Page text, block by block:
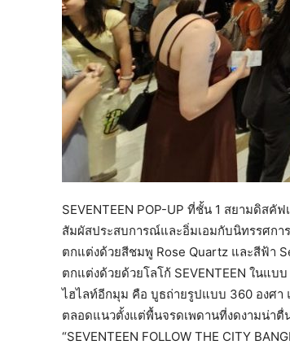
SEVENTEEN POP-UP ที่ชั้น 1 สยามดิส
สัมผัสประสบการณ์และอิ่มเอมกับนิทรรศกา
ตกแต่งด้วยสีชมพู Rose Quartz และสีฟ้า
ตกแต่งด้วยด้วยโลโก้ SEVENTEEN ในแ
ไฮไลท์อีกมุม คือ บูธถ่ายรูปแบบ 360 องศา
ตลอดแนวตั้งแต่พื้นจรดเพดานที่งดงามน่าตื่
“SEVENTEEN FOLLOW THE CITY